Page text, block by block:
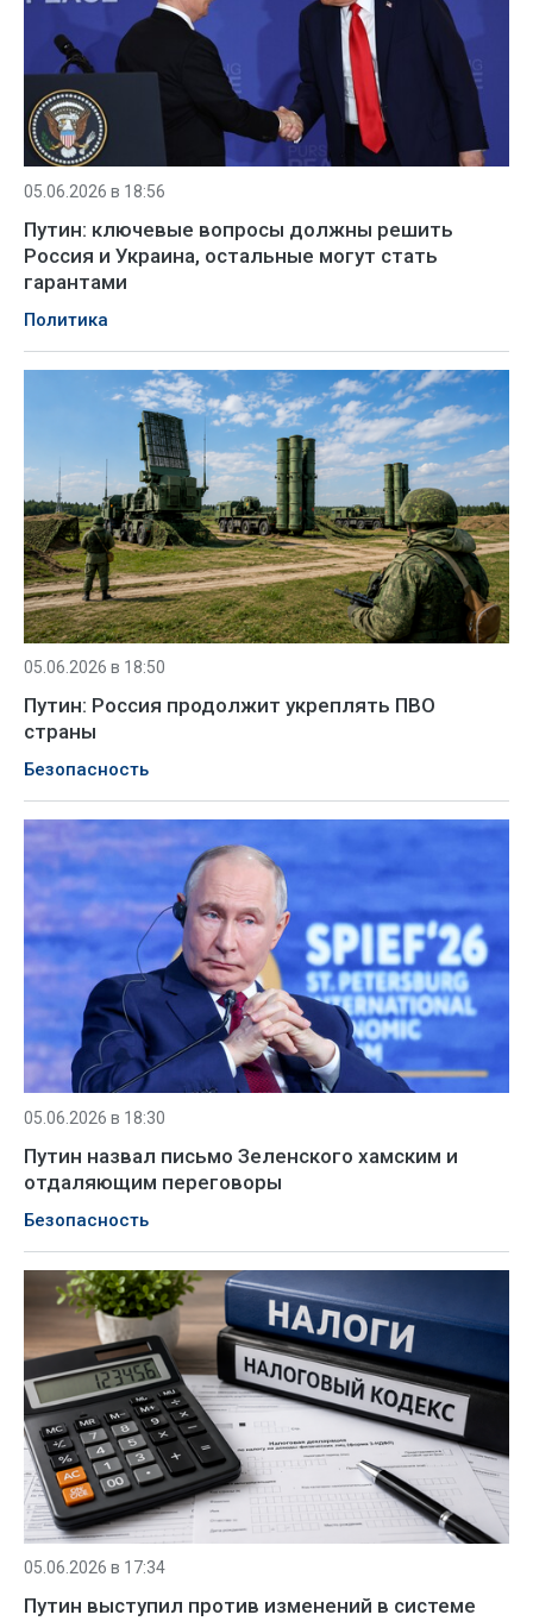
05.06.2026 в 18:56
Путин: ключевые вопросы должны решить
Россия и Украина, остальные могут стать
гарантами
Политика
05.06.2026 в 18:50
Путин: Россия продолжит укреплять ПВО
страны
Безопасность
05.06.2026 в 18:30
Путин назвал письмо Зеленского хамским и
отдаляющим переговоры
Безопасность
05.06.2026 в 17:34
Путин выступил против изменений в системе